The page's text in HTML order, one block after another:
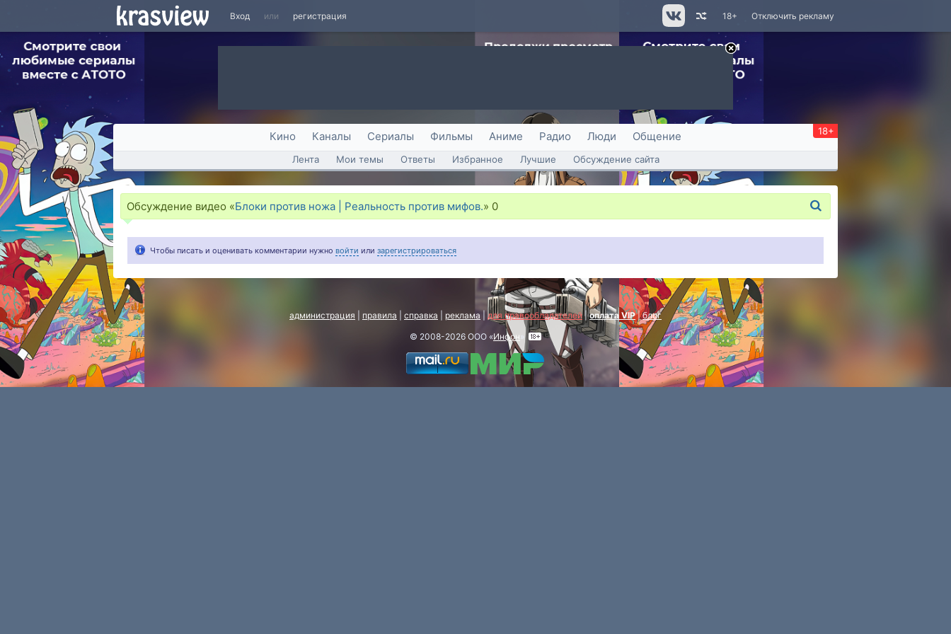
Вход или регистрация Отключить рекламу
18+
Кино Каналы Сериалы Фильмы Аниме Радио Люди Общение 18+
Лента Мои темы Ответы Избранное Лучшие Обсуждение сайта
Обсуждение видео «Блоки против ножа | Реальность против мифов.» 0
Чтобы писать и оценивать комментарии нужно войти или зарегистрироваться
администрация правила справка реклама для правообладателей|оплата VIP|блог
© 2008-2026 ООО «Инфон»